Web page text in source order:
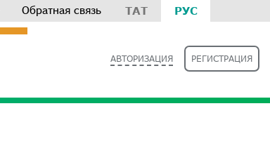
ТАТ РУС
Обратная связь
АВТОРИЗАЦИЯ РЕГИСТРАЦИЯ